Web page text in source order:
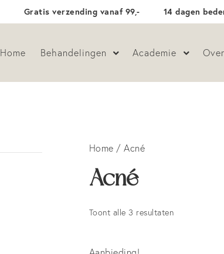
Gratis verzending vanaf 99,- 14 dagen
Home Behandelingen Academie
Home / Acné
Acné
Toont alle 3 resultaten